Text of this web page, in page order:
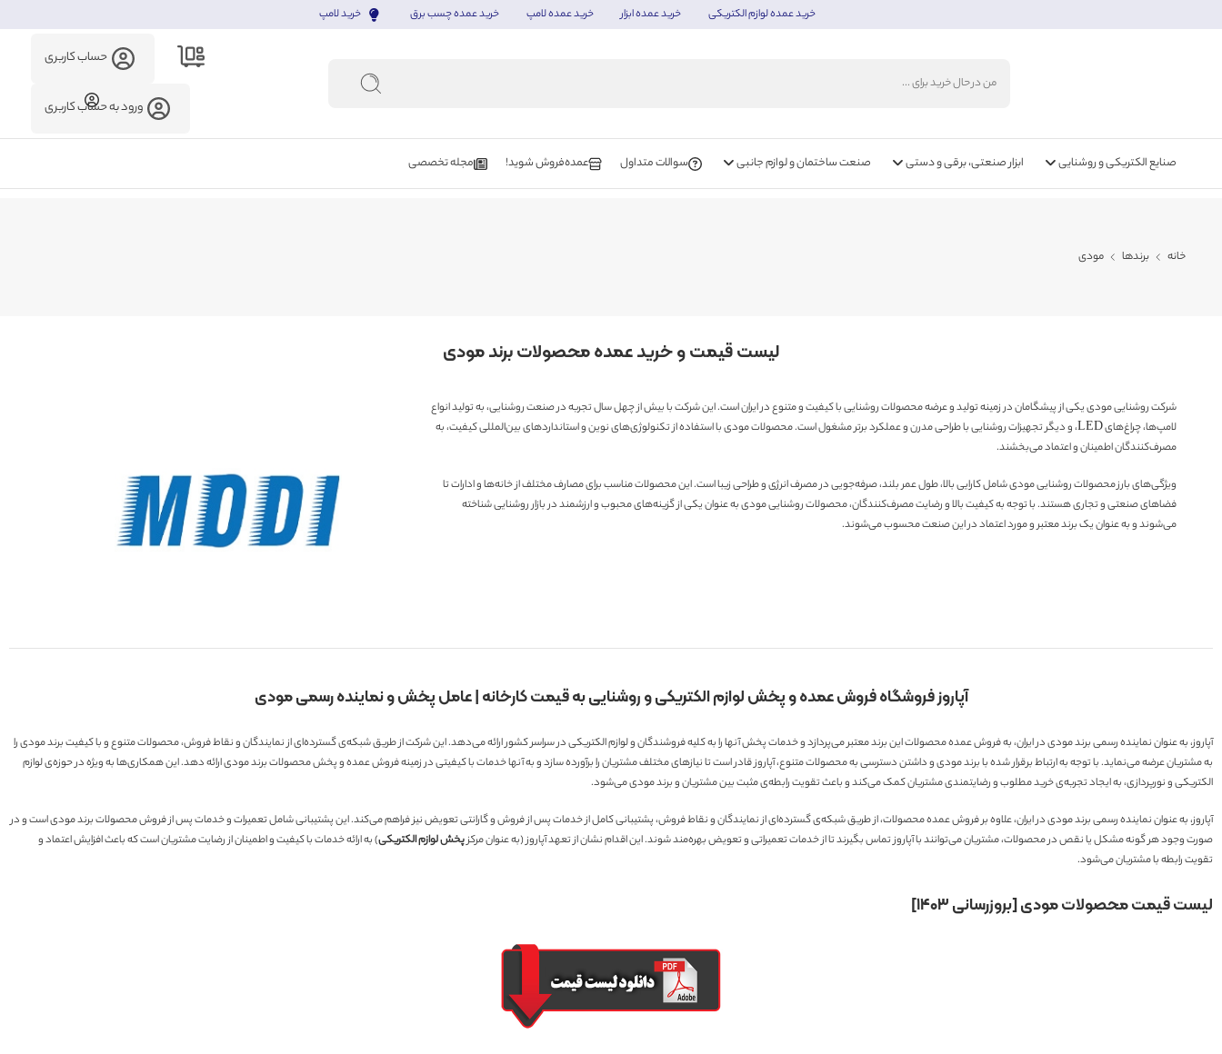
خرید عمده لوازم الکتریکی خرید عمده ابزار خرید عمده لامپ خرید عمده چسب برق خرید لامپ
حساب کاربری
ورود به حساب کاربری
صنایع الکتریکی و روشنایی ابزار صنعتی، برقی و دستی صنعت ساختمان و لوازم جانبی سوالات متداول عمده‌فروش شوید! مجله تخصصی
خانه برندها مودی
لیست قیمت و خرید عمده محصولات برند مودی
شرکت روشنایی مودی یکی از پیشگامان در زمینه تولید و عرضه محصولات روشنایی با کیفیت و متنوع در ایران است. این شرکت با بیش از چهل سال تجربه در صنعت روشنایی، به تولید انواع
لامپ‌ها، چراغ‌های LED، و دیگر تجهیزات روشنایی با طراحی مدرن و عملکرد برتر مشغول است. محصولات مودی با استفاده از تکنولوژی‌های نوین و استانداردهای بین‌المللی کیفیت، به
مصرف‌کنندگان اطمینان و اعتماد می‌بخشند.
ویژگی‌های بارز محصولات روشنایی مودی شامل کارایی بالا، طول عمر بلند، صرفه‌جویی در مصرف انرژی و طراحی زیبا است. این محصولات مناسب برای مصارف مختلف از خانه‌ها و ادارات تا
فضاهای صنعتی و تجاری هستند. با توجه به کیفیت بالا و رضایت مصرف‌کنندگان، محصولات روشنایی مودی به عنوان یکی از گزینه‌های محبوب و ارزشمند در بازار روشنایی شناخته
می‌شوند و به عنوان یک برند معتبر و مورد اعتماد در این صنعت محسوب می‌شوند.
آپاروز فروشگاه فروش عمده و پخش لوازم الکتریکی و روشنایی به قیمت کارخانه | عامل پخش و نماینده رسمی مودی
آپاروز، به عنوان نماینده رسمی برند مودی در ایران، به فروش عمده محصولات این برند معتبر می‌پردازد و خدمات پخش آنها را به کلیه فروشندگان و لوازم الکتریکی در سراسر کشور ارائه می‌دهد. این شرکت از طریق شبکه‌ی گسترده‌ای از نمایندگان و نقاط فروش، محصولات متنوع و با کیفیت برند مودی را
به مشتریان عرضه می‌نماید. با توجه به ارتباط برقرار شده با برند مودی و داشتن دسترسی به محصولات متنوع، آپاروز قادر است تا نیازهای مختلف مشتریان را برآورده سازد و به آنها خدمات با کیفیتی در زمینه فروش عمده و پخش محصولات برند مودی ارائه دهد. این همکاری‌ها به ویژه در حوزه‌ی لوازم
الکتریکی و نورپردازی، به ایجاد تجربه‌ی خرید مطلوب و رضایتمندی مشتریان کمک می‌کند و باعث تقویت رابطه‌ی مثبت بین مشتریان و برند مودی می‌شود.
آپاروز، به عنوان نماینده رسمی برند مودی در ایران، علاوه بر فروش عمده محصولات، از طریق شبکه‌ی گسترده‌ای از نمایندگان و نقاط فروش، پشتیبانی کامل از خدمات پس از فروش و گارانتی تعویض نیز فراهم می‌کند. این پشتیبانی شامل تعمیرات و خدمات پس از فروش محصولات برند مودی است و در
صورت وجود هر گونه مشکل یا نقص در محصولات، مشتریان می‌توانند با آپاروز تماس بگیرند تا از خدمات تعمیراتی و تعویض بهره‌مند شوند. این اقدام نشان از تعهد آپاروز (به عنوان مرکزپخش لوازم الکتریکی) به ارائه خدمات با کیفیت و اطمینان از رضایت مشتریان است که باعث افزایش اعتماد و
تقویت رابطه با مشتریان می‌شود.
لیست قیمت محصولات مودی [بروزرسانی ۱۴۰۳]